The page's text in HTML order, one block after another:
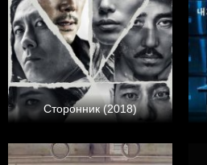
Сторонник (2018)